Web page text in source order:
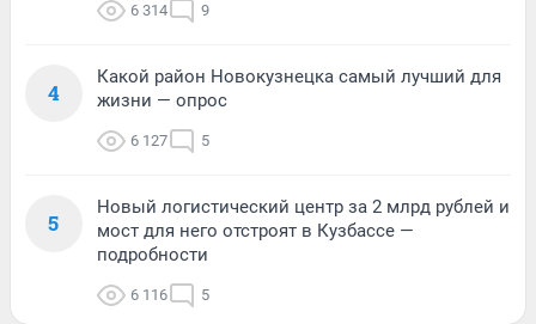
6 314 9
4
Какой район Новокузнецка самый лучший для
жизни — опрос
6 127 5
5
Новый логистический центр за 2 млрд рублей и
мост для него отстроят в Кузбассе —
подробности
6 116 5